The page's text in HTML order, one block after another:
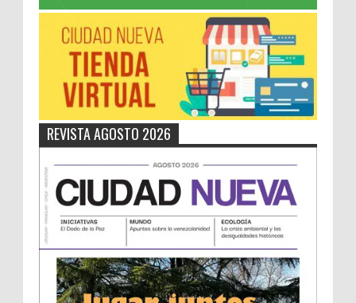
REVISTA AGOSTO 2026